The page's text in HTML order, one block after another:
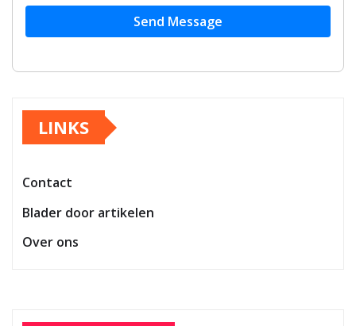
Send Message
LINKS
Contact
Blader door artikelen
Over ons